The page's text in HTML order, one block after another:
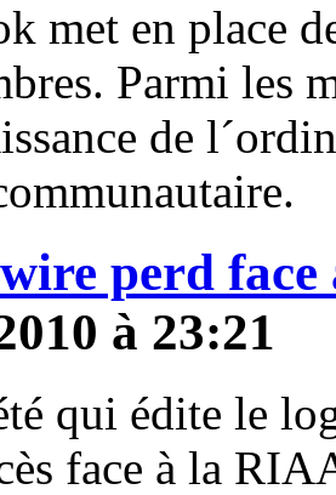
met en place
Parmi les
de
perd
à 23:21
qui édite le
face à la